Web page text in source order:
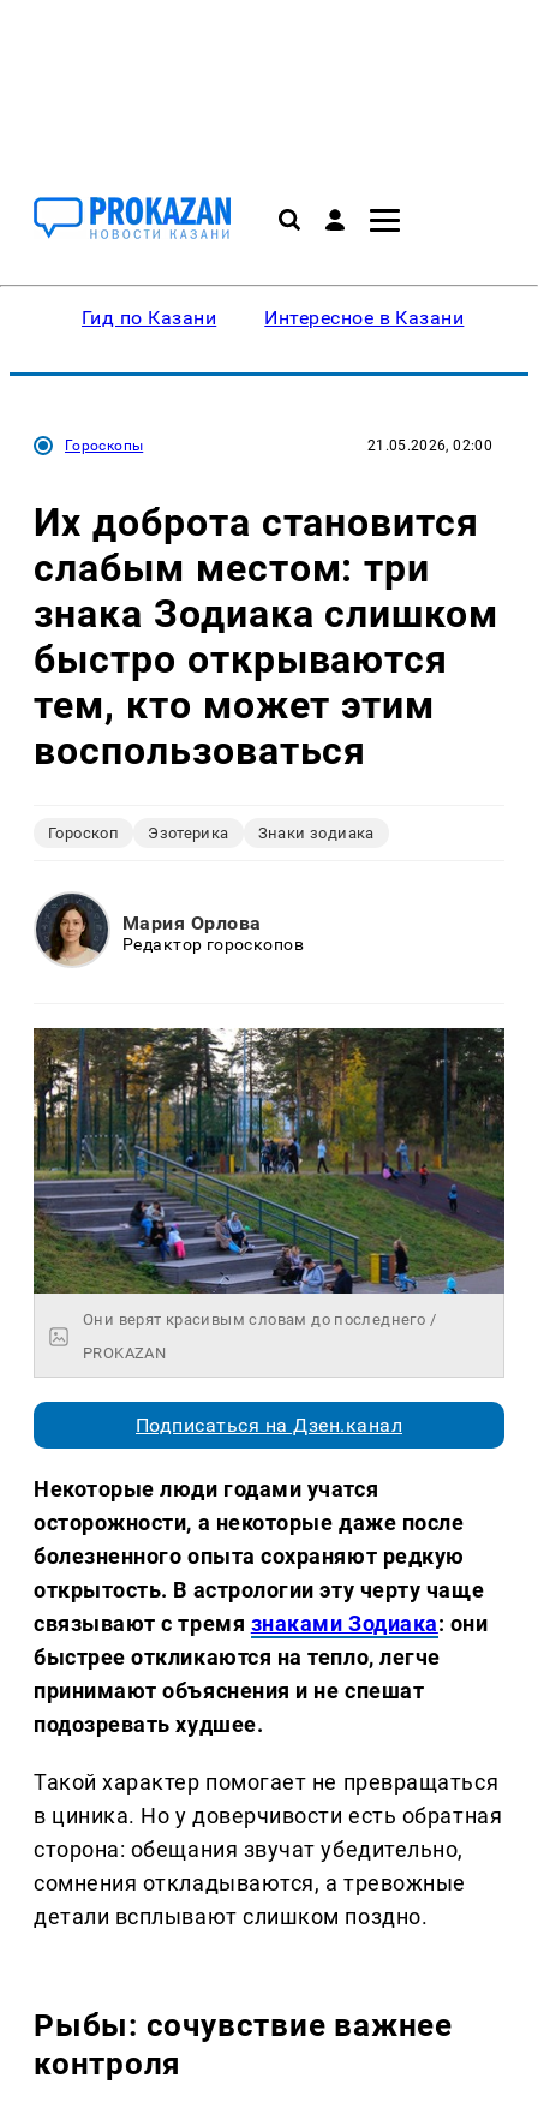
Гид по Казани Интересное в Казани
Гороскопы 21.05.2026, 02:00
Их доброта становится
слабым местом: три
знака Зодиака слишком
быстро открываются
тем, кто может этим
воспользоваться
Гороскоп Эзотерика Знаки зодиака
Мария Орлова
Редактор гороскопов
Они верят красивым словам до последнего /
PROKAZAN
Подписаться на Дзен.канал
Некоторые люди годами учатся
осторожности, а некоторые даже после
болезненного опыта сохраняют редкую
открытость. В астрологии эту черту чаще
связывают с тремя знаками Зодиака: они
быстрее откликаются на тепло, легче
принимают объяснения и не спешат
подозревать худшее.
Такой характер помогает не превращаться
в циника. Но у доверчивости есть обратная
сторона: обещания звучат убедительно,
сомнения откладываются, а тревожные
детали всплывают слишком поздно.
Рыбы: сочувствие важнее
контроля